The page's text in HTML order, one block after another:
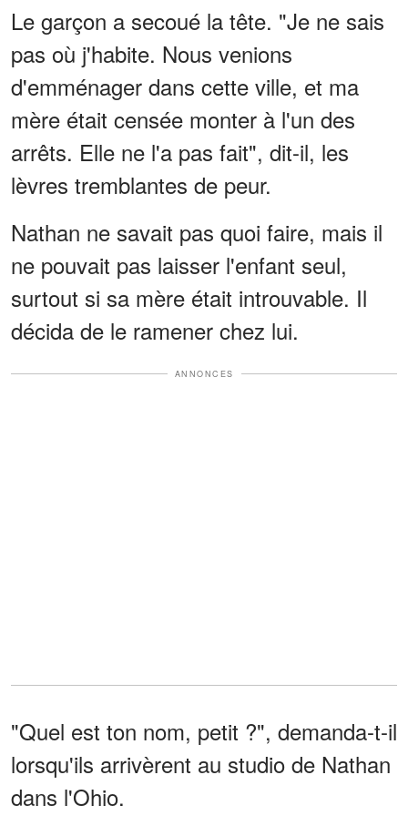
Le garçon a secoué la tête. "Je ne sais
pas où j'habite. Nous venions
d'emménager dans cette ville, et ma
mère était censée monter à l'un des
arrêts. Elle ne l'a pas fait", dit-il, les
lèvres tremblantes de peur.
Nathan ne savait pas quoi faire, mais il
ne pouvait pas laisser l'enfant seul,
surtout si sa mère était introuvable. Il
décida de le ramener chez lui.
ANNONCES
"Quel est ton nom, petit ?", demanda-t-il
lorsqu'ils arrivèrent au studio de Nathan
dans l'Ohio.